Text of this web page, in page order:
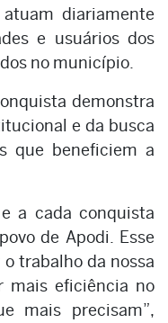
diariamente
e usuários dos
no município.
demonstra
e da busca
que beneficiem a
a cada conquista
de Apodi. Esse
trabalho da nossa
mais eficiência no
mais precisam”,